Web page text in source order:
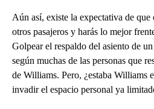
Aún así, existe la expectativa de que
otros pasajeros y harás lo mejor
Golpear el respaldo del asiento de un
según muchas de las personas que
de Williams. Pero, ¿estaba Williams
invadir el espacio personal ya